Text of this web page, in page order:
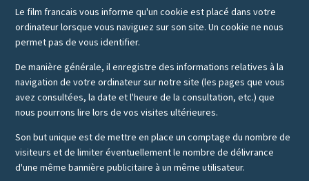
Le film francais vous informe qu'un cookie est placé dans votre
ordinateur lorsque vous naviguez sur son site. Un cookie ne nous
permet pas de vous identifier.
De manière générale, il enregistre des informations relatives à la
navigation de votre ordinateur sur notre site (les pages que vous
avez consultées, la date et l'heure de la consultation, etc.) que
nous pourrons lire lors de vos visites ultérieures.
Son but unique est de mettre en place un comptage du nombre de
visiteurs et de limiter éventuellement le nombre de délivrance
d'une même bannière publicitaire à un même utilisateur.